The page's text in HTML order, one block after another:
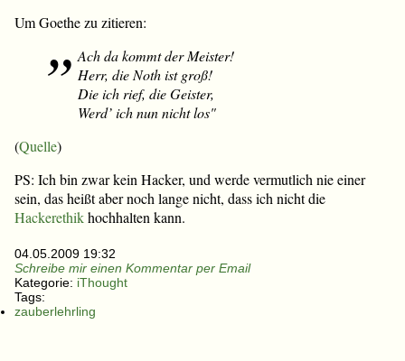
Um Goethe zu zitieren:
Ach da kommt der Meister!
Herr, die Noth ist groß!
Die ich rief, die Geister,
Werd’ ich nun nicht los"
(Quelle)
PS: Ich bin zwar kein Hacker, und werde vermutlich nie einer
sein, das heißt aber noch lange nicht, dass ich nicht die
Hackerethikhochhalten kann.
04.05.2009 19:32
Schreibe mir einen Kommentar per Email
Kategorie: iThought
Tags:
zauberlehrling